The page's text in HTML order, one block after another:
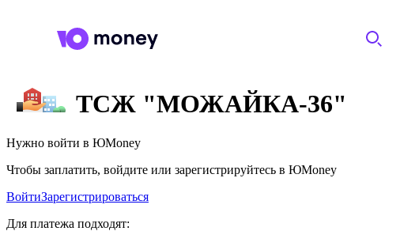
ТСЖ "МОЖАЙКА-36"
Нужно войти в ЮMoney
Чтобы заплатить, войдите или зарегистрируйтесь в ЮMoney
ВойтиЗарегистрироваться
Для платежа подходят: